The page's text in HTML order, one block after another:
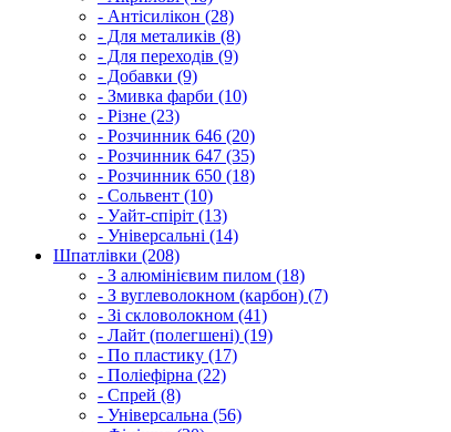
- Антісилікон (28)
- Для металиків (8)
- Для переходів (9)
- Добавки (9)
- Змивка фарби (10)
- Різне (23)
- Розчинник 646 (20)
- Розчинник 647 (35)
- Розчинник 650 (18)
- Сольвент (10)
- Уайт-спіріт (13)
- Універсальні (14)
Шпатлівки (208)
- З алюмінієвим пилом (18)
- З вуглеволокном (карбон) (7)
- Зі скловолокном (41)
- Лайт (полегшені) (19)
- По пластику (17)
- Поліефірна (22)
- Спрей (8)
- Універсальна (56)